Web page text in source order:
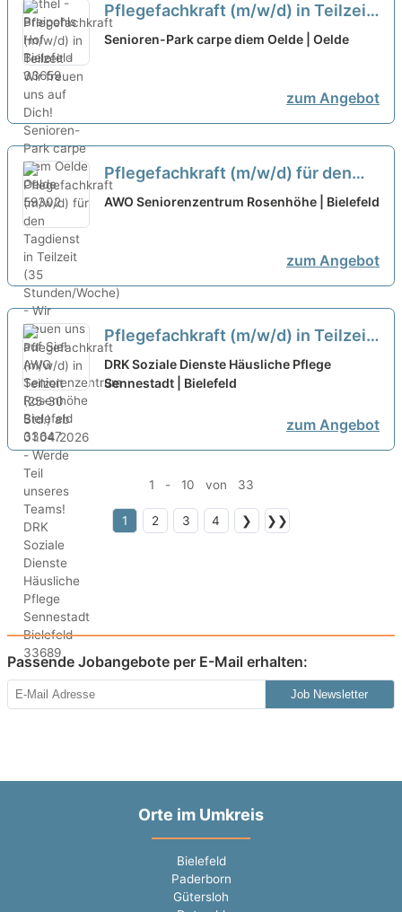
Pflegefachkraft (m/w/d) in Teilzeit
- Wir freuen uns auf Dich!
neu
Senioren-Park carpe diem Oelde | Oelde
zum Angebot
Pflegefachkraft (m/w/d) für den
Tagdienst in Teilzeit (35
AWO Seniorenzentrum Rosenhöhe | Bielefeld
zum Angebot
Pflegefachkraft (m/w/d) in Teilzeit
(25-30 Std.) ab 01.04.2026 -
Werde Teil unseres Teams!
DRK Soziale Dienste Häusliche Pflege
Sennestadt | Bielefeld
zum Angebot
1 - 10 von 33
1 2 3 4 ❯ ❯❯
Passende Jobangebote per E-Mail erhalten:
Job Newsletter
Orte im Umkreis
Bielefeld
Paderborn
Gütersloh